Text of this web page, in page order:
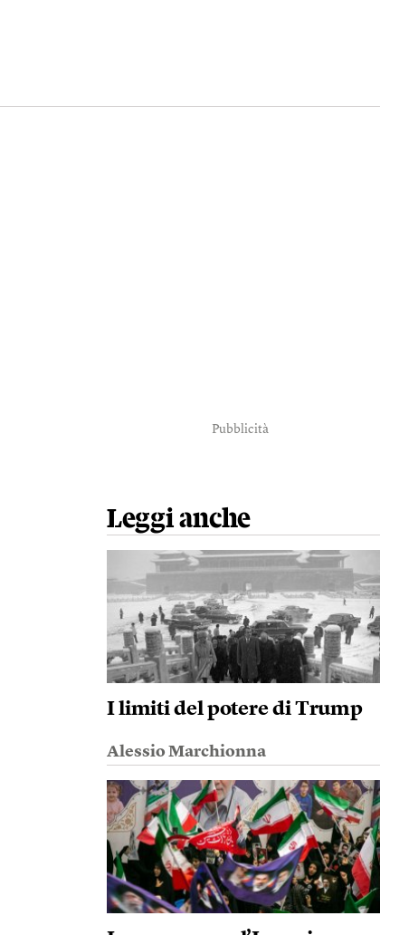
Pubblicità
Leggi anche
I limiti del potere di Trump
Alessio Marchionna